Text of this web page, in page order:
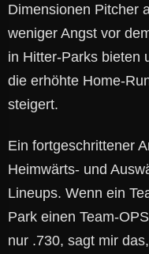
Dimensionen Pitcher
weniger Angst vor
in Hitter-Parks bieten
die erhöhte Home-
steigert.
Ein fortgeschrittener
Heimwärts- und
Lineups. Wenn ein
Park einen Team-
nur .730, sagt mir